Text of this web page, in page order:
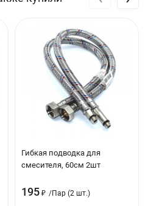
на раковину
Гибкая подводка для
смесителя, 60см 2шт
195 ₽ /Пар (2 шт.)